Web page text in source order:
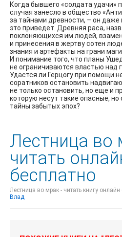
Когда бывшего «солдата удачи»
случая занесло в общество
за тайнами древности, – он даже
это приведет. Древняя раса,
поклоняющихся им людей,
и принесения в жертву сотен
знания и артефакты на грани
И понимание того, что планы
не ограничиваются властью над
Удастся ли Герцогу при помощи
соратников остановить
не только остановить, но еще и
которую несут такие опасные,
тайны забытых эпох?
Лестница во
читать
бесплатно
Лестница во мрак - читать книгу онлайн
Влад